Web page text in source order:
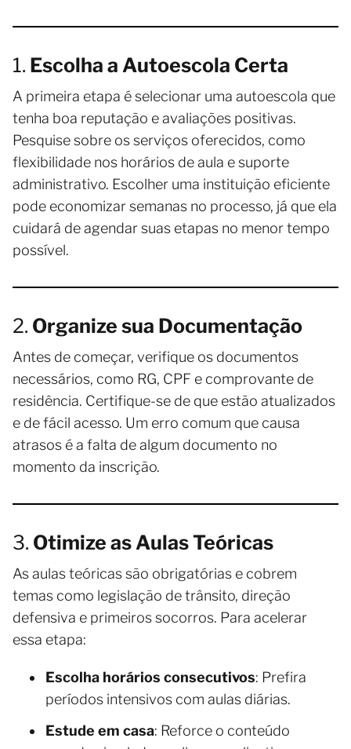
1. Escolha a Autoescola Certa
A primeira etapa é selecionar uma autoescola que
tenha boa reputação e avaliações positivas.
Pesquise sobre os serviços oferecidos, como
flexibilidade nos horários de aula e suporte
administrativo. Escolher uma instituição eficiente
pode economizar semanas no processo, já que ela
cuidará de agendar suas etapas no menor tempo
possível.
2. Organize sua Documentação
Antes de começar, verifique os documentos
necessários, como RG, CPF e comprovante de
residência. Certifique-se de que estão atualizados
e de fácil acesso. Um erro comum que causa
atrasos é a falta de algum documento no
momento da inscrição.
3. Otimize as Aulas Teóricas
As aulas teóricas são obrigatórias e cobrem
temas como legislação de trânsito, direção
defensiva e primeiros socorros. Para acelerar
essa etapa:
Escolha horários consecutivos: Prefira
períodos intensivos com aulas diárias.
Estude em casa: Reforce o conteúdo